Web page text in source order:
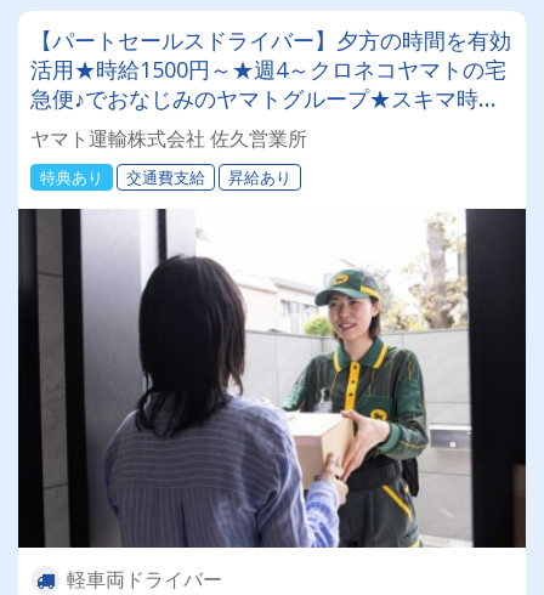
【パートセールスドライバー】夕方の時間を有効
活用★時給1500円～★週4～クロネコヤマトの宅
急便♪でおなじみのヤマトグループ★スキマ時間
で収入を◎ 業界最大手★知識・技術研修充実◎
明確な評価制度でやりがい◎アルバイトでも社
割・持ち株制度・健康診断など福利厚生充実★社
員登用制度あり★Wワーク・副業にもピッタリ♪
ヤマト運輸株式会社 佐久営業所
特典あり 交通費支給 昇給あり
軽車両ドライバー